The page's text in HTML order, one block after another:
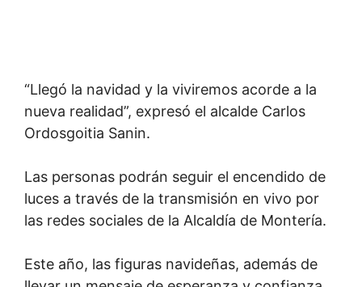
“Llegó la navidad y la viviremos acorde a la
nueva realidad”, expresó el alcalde Carlos
Ordosgoitia Sanin.
Las personas podrán seguir el encendido de
luces a través de la transmisión en vivo por
las redes sociales de la Alcaldía de Montería.
Este año, las figuras navideñas, además de